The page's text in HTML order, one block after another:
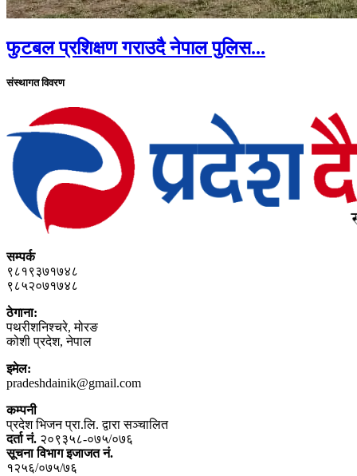
फुटबल प्रशिक्षण गराउदै नेपाल पुलिस...
संस्थागत विवरण
सम्पर्क
९८१९३७१७४८
९८५२०७१७४८
ठेगाना:
पथरीशनिश्‍चरे, मोरङ
कोशी प्रदेश, नेपाल
इमेल:
pradeshdainik@gmail.com
कम्पनी
प्रदेश भिजन प्रा.लि. द्वारा सञ्‍चालित
दर्ता नं. २०९३५८-०७५/०७६
सूचना विभाग इजाजत नं.
१२५६/०७५/७६